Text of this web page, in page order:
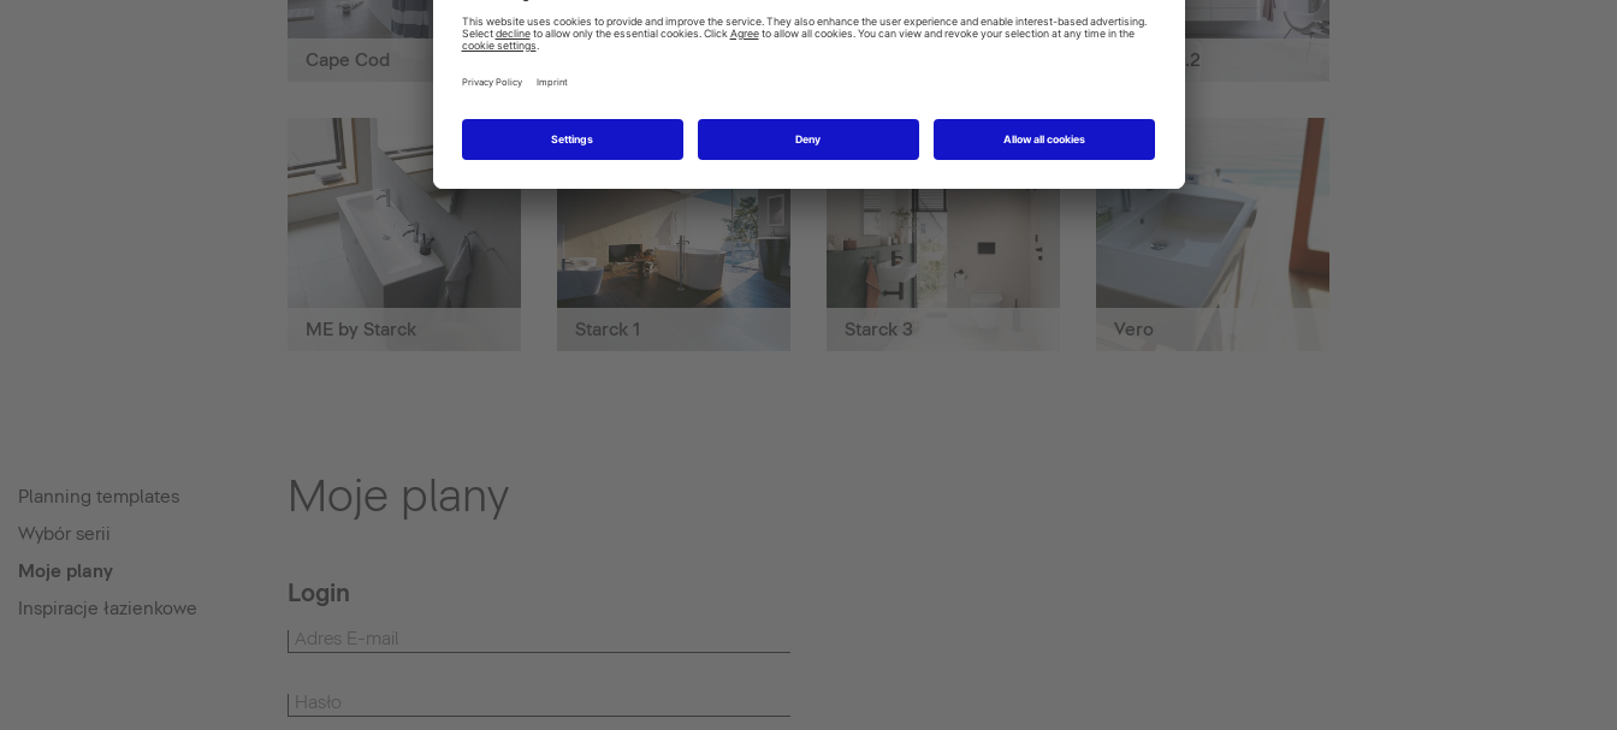
Cape Cod Happy D.2
ME by Starck Starck 1 Starck 3 Vero
Planning templates
Wybór serii
Moje plany
Inspiracje łazienkowe
Moje plany
Login